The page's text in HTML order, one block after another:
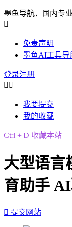
墨鱼导航，国内专

免责声明
墨鱼AI工具导
登录注册
 
我要提交
我的收藏
Ctrl + D 收藏本站
大型语言
育助手
 提交网站